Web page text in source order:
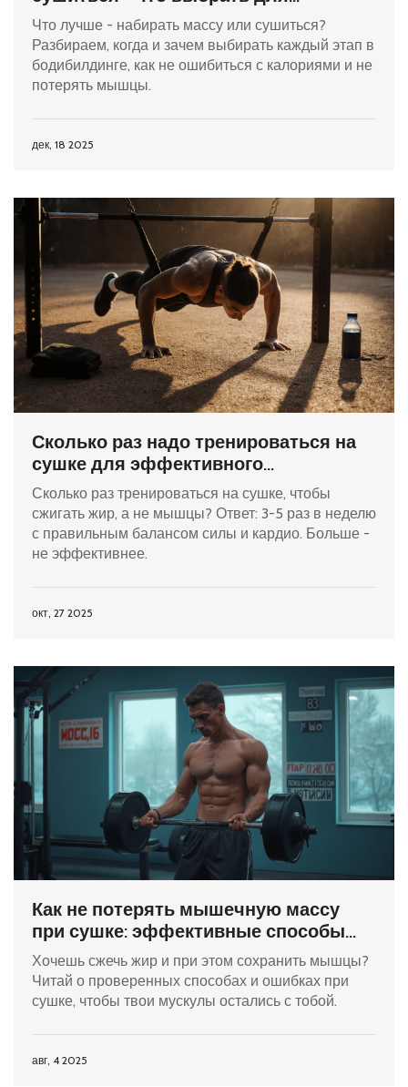
результата?
Что лучше - набирать массу или сушиться?
Разбираем, когда и зачем выбирать каждый этап в
бодибилдинге, как не ошибиться с калориями и не
потерять мышцы.
дек, 18 2025
Сколько раз надо тренироваться на
сушке для эффективного
жиросжигания?
Сколько раз тренироваться на сушке, чтобы
сжигать жир, а не мышцы? Ответ: 3-5 раз в неделю
с правильным балансом силы и кардио. Больше -
не эффективнее.
окт, 27 2025
Как не потерять мышечную массу
при сушке: эффективные способы
сохранения мышц
Хочешь сжечь жир и при этом сохранить мышцы?
Читай о проверенных способах и ошибках при
сушке, чтобы твои мускулы остались с тобой.
авг, 4 2025